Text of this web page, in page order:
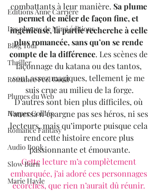
Editions Anne Carrière
Les plumes de Mimi éditions
Blog Tour
Thriller
Romance Feel Good
Plumes du Web
Harper Collins
Romance Fantasy
Audio Book
Slow Burn
Marie Hayle
combattants à leur manière. Sa plume
permet de mêler de façon fine, et
ingénieuse, la partie recherche à celle
plus romancée, sans qu’on se rende
compte de la différence. Les scènes de
façonnage du katana ou des tantos,
sont assez magiques, tellement je me
suis crue au milieu de la forge.
D’autres sont bien plus difficiles, où
Vanessa n’épargne pas ses héros, ni ses
lecteurs, mais qu’importe puisque cela
rend cette histoire encore plus
passionnante et émouvante.
Cette lecture m’a complètement
embarquée, j’ai adoré ces personnages
écorchés, que rien n’aurait dû réunir.